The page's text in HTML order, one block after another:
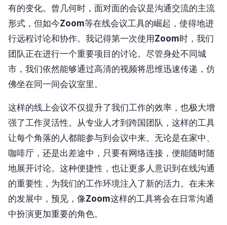
有的变化。曾几何时，面对面的会议是沟通交流的主流
形式，但如今Zoom等在线会议工具的崛起，使得地进
行远程讨论和协作。我记得第一次使用 Zoom时，我们
团队正在进行一个重要项目的讨论。尽管身处不同城
市，我们依然能够通过高清的视频将思维迅速传递，仿
佛坐在同一间会议室里。
这样的线上会议不仅提升了我们工作的效率，也极大增
强了工作灵活性。从专业人才到跨国团队，这样的工具
让每个角落的人都能参与到会议中来。无论是在家中、
咖啡厅，还是出差途中，只要有网络连接，便能随时随
地展开讨论。这种便捷性，也让更多人意识到在线沟通
的重要性，为我们的工作环境注入了新的活力。在未来
的发展中，预见，像Zoom这样的工具将会在日常沟通
中扮演更加重要的角色。